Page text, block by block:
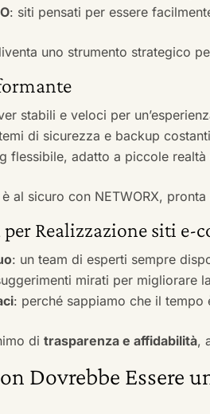
: siti pensati per essere
uno strumento strategico
stabili e veloci per
di sicurezza e backup
flessibile, adatto a piccole
al sicuro con NETWORX,
Realizzazione siti e-
: un team di esperti sempre
mirati per migliorare
: perché sappiamo che il tempo
ditrasparenza e affidabilità,
Dovrebbe Essere